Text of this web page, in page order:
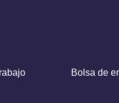
Bolsa de